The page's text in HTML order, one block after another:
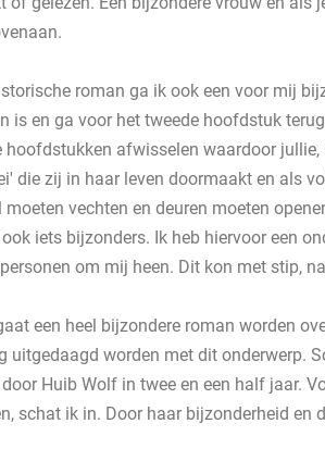
roman ga ik ook een voor mij
is en ga voor het tweede hoofdstuk
hoofdstukken afwisselen waardoor
die zij in haar leven doormaakt en als
moeten vechten en deuren moeten
iets bijzonders. Ik heb hiervoor een
om mij heen. Dit kon met stip,
een heel bijzondere roman worden
uitgedaagd worden met dit onderwerp.
Huib Wolf in twee en een half jaar.
schat ik in. Door haar bijzonderheid